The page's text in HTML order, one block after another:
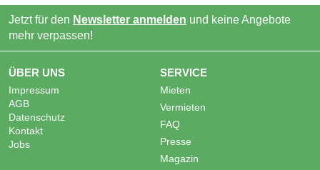
Jetzt für den Newsletter anmelden und keine Angebote
mehr verpassen!
ÜBER UNS
Impressum
AGB
Datenschutz
Kontakt
Jobs
SERVICE
Mieten
Vermieten
FAQ
Presse
Magazin